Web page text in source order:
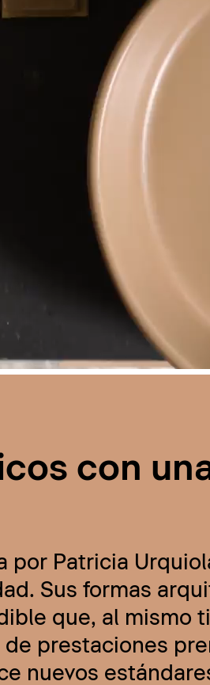
con
por Patricia
Sus formas
que, al mismo
prestaciones
nuevos